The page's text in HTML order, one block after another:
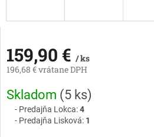
159,90 € / ks
196,68 € vrátane DPH
Jednotková
cena:
Skladom (5 ks)
Predajňa Lokca:4
Predajňa Lisková: 1